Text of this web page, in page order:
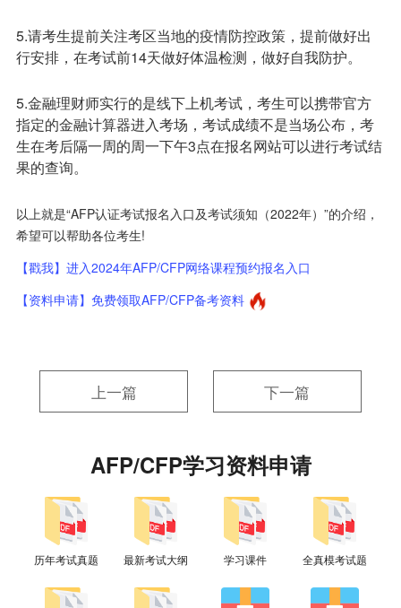
5.请考生提前关注考区当地的疫情防控政策，提前做好出
行安排，在考试前14天做好体温检测，做好自我防护。
5.金融理财师实行的是线下上机考试，考生可以携带官方
指定的金融计算器进入考场，考试成绩不是当场公布，考
生在考后隔一周的周一下午3点在报名网站可以进行考试结
果的查询。
以上就是“AFP认证考试报名入口及考试须知（2022年）”的介绍，
希望可以帮助各位考生!
【戳我】进入2024年AFP/CFP网络课程预约报名入口
【资料申请】免费领取AFP/CFP备考资料
上一篇 下一篇
AFP/CFP学习资料申请
历年考试真题 最新考试大纲 学习课件 全真模考试题